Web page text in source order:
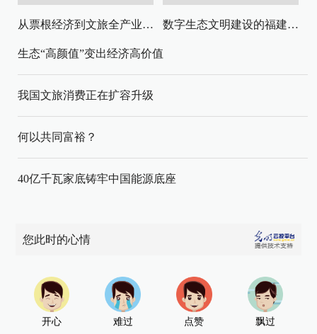
从票根经济到文旅全产业链升级 数字生态文明建设的福建路径与启示
生态“高颜值”变出经济高价值
我国文旅消费正在扩容升级
何以共同富裕？
40亿千瓦家底铸牢中国能源底座
您此时的心情
开心 难过 点赞 飘过